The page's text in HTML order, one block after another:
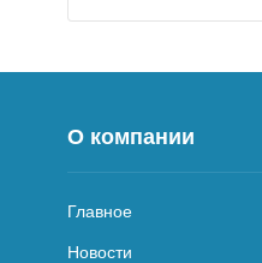
О компании
Главное
Новости